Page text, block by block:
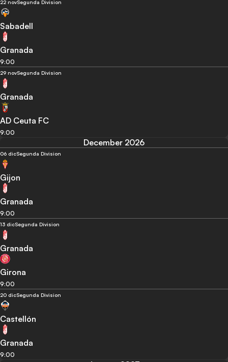
22 novSegunda Division
Sabadell
Granada
9:00
29 novSegunda Division
Granada
AD Ceuta FC
9:00
December 2026
06 dicSegunda Division
Gijon
Granada
9:00
13 dicSegunda Division
Granada
Girona
9:00
20 dicSegunda Division
Castellón
Granada
9:00